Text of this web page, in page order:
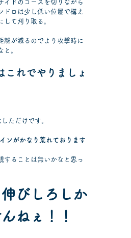
イドのコースを切りながら
ドロは少し低い位置で構え
して刈り取る。
離が減るのでより攻撃時に
と。
これでやりましょ
ただけです。
ンがかなり荒れております
することは無いかなと思っ
びしろしか
ねぇ！！